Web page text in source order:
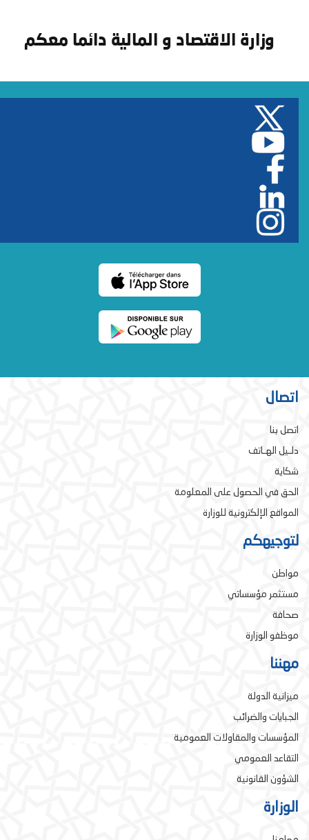
وزارة الاقتصاد و المالية دائما معكم
اتصال
اتصل بنا
دلـيل الهـاتف
شكاية
الحق في الحصول على المعلومة
المواقع الإلكترونية للوزارة
لتوجيهكم
مواطن
مستثمر مؤسساتي
صحافة
موظفو الوزارة
مهننا
ميزانية الدولة
الجبايات والضرائب
المؤسسات والمقاولات العمومية
التقاعد العمومي
الشؤون القانونية
الوزارة